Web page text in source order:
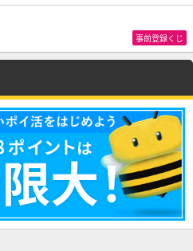
事前登録くじ